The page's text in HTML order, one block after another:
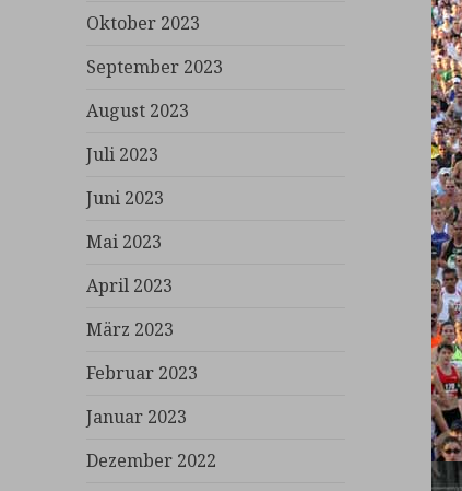
Oktober 2023
September 2023
August 2023
Juli 2023
Juni 2023
Mai 2023
April 2023
März 2023
Februar 2023
Januar 2023
Dezember 2022